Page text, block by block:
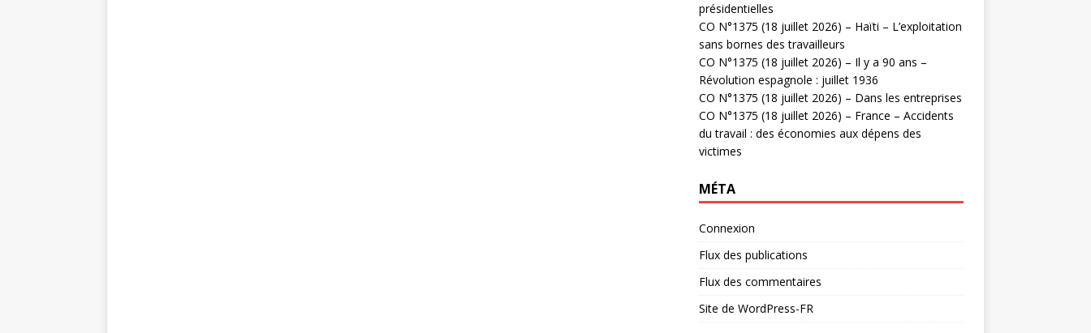
présidentielles
CO N°1375 (18 juillet 2026) – Haïti – L’exploitation
sans bornes des travailleurs
CO N°1375 (18 juillet 2026) – Il y a 90 ans –
Révolution espagnole : juillet 1936
CO N°1375 (18 juillet 2026) – Dans les entreprises
CO N°1375 (18 juillet 2026) – France – Accidents
du travail : des économies aux dépens des
victimes
MÉTA
Connexion
Flux des publications
Flux des commentaires
Site de WordPress-FR